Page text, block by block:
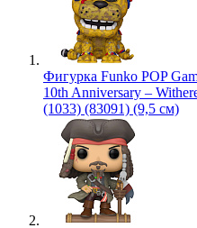
Фигурка Funko POP
10th Anniversary –
(1033) (83091) (9,5 см)